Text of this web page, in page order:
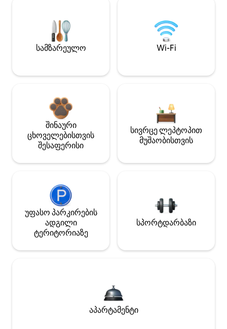
სამზარეულო Wi-Fi
შინაური
ცხოველებისთვის
შესაფერისი
სივრცე ლეპტოპით
მუშაობისთვის
უფასო პარკირების
ადგილი
ტერიტორიაზე
სპორტდარბაზი
აპარტამენტი